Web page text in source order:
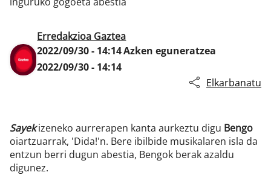
Erredakzioa Gaztea
2022/09/30 - 14:14Azken eguneratzea
2022/09/30 - 14:14
Elkarbanatu
Sayekizeneko aurrerapen kanta aurkeztu digu Bengo
oiartzuarrak, 'Dida!'n. Bere ibilbide musikalaren isla da
entzun berri dugun abestia, Bengok berak azaldu
digunez.